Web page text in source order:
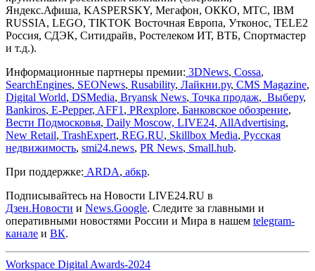
Яндекс.Афиша, KASPERSKY, Мегафон, ОККО, МТС, IBM
RUSSIA, LEGO, TIKTOK Восточная Европа, Утконос, TELE2
Россия, СДЭК, Ситидрайв, Ростелеком ИТ, ВТБ, Спортмастер
и т.д.).
Информационные партнеры премии: 3DNews, Cossa,
SearchEngines, SEONews, Rusability, Лайкни.ру, CMS Magazine,
Digital World, DSMedia, Bryansk News, Точка продаж, Выберу,
Bankiros, E-Pepper, AFF1 , PRexplore, Банковское обозрение,
Вести Подмосковья, Daily Moscow, LIVE24, AllAdvertising,
New Retail, TrashExpert, REG.RU, Skillbox Media, Русская
недвижимость, smi24.news, PR News, Small.hub.
При поддержке: ARDA, абкр.
Подписывайтесь на Новости LIVE24.RU в
Дзен.Новости и News.Google. Следите за главными и
оперативными новостями России и Мира в нашем telegram-
канале и ВК.
Workspace Digital Awards-2024